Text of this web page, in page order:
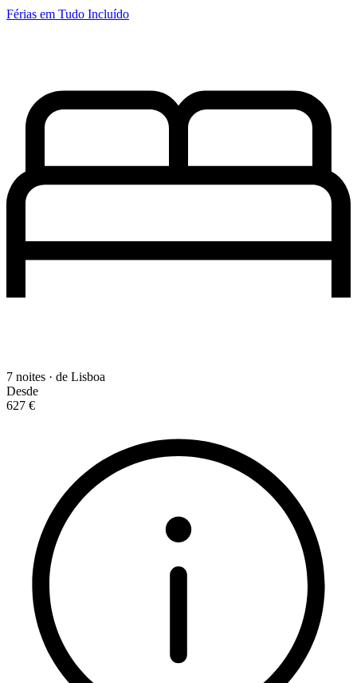
Férias em Tudo Incluído
7 noites · de Lisboa
Desde
627 €